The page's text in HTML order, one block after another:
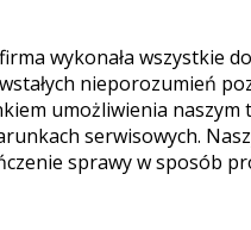
wykonała wszystkie
nieporozumień
umożliwienia
serwisowych.
sprawy w sposób